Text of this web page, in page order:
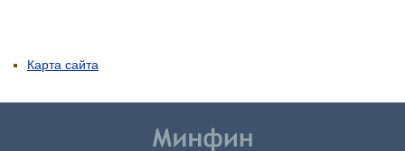
Карта сайта